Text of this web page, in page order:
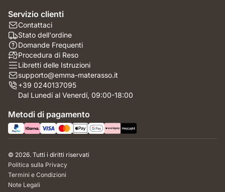
Servizio clienti
Contattaci
Stato dell'ordine
Domande Frequenti
Procedura di Reso
Libretti delle Istruzioni
supporto@emma-materasso.it
+39 0240137095
Dal Lunedí al Venerdí, 09:00-18:00
Metodi di pagamento
© 2026. Tutti i diritti riservati
Politica sulla Privacy
Termini e Condizioni
Note Legali